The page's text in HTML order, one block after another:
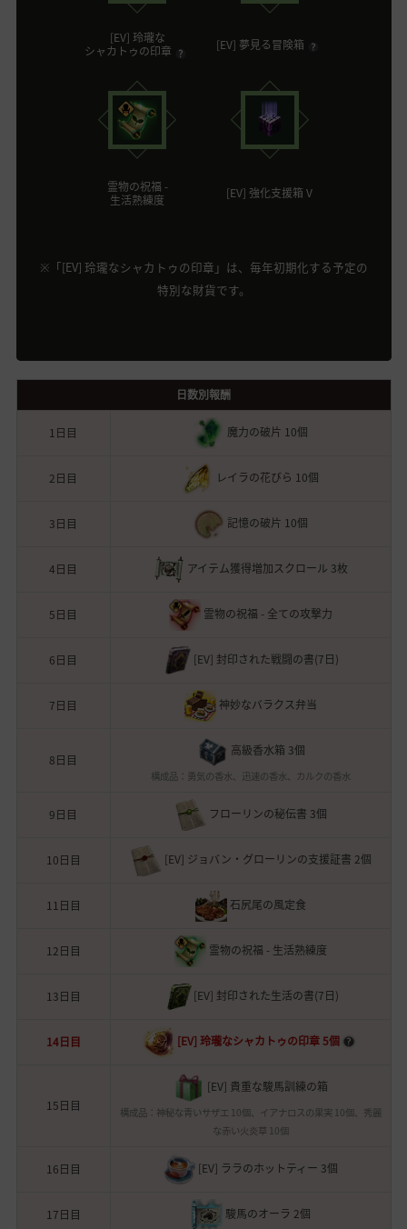
[EV] 玲瓏な
シャカトゥの印章
[EV] 夢見る冒険箱
霊物の祝福 -
生活熟練度
[EV] 強化支援箱 V
※「[EV] 玲瓏なシャカトゥの印章」は、毎年初期化する予定の
特別な財貨です。
日数別報酬
1日目 魔力の破片 10個
2日目 レイラの花びら 10個
3日目 記憶の破片 10個
4日目 アイテム獲得増加スクロール 3枚
5日目 霊物の祝福 - 全ての攻撃力
6日目 [EV] 封印された戦闘の書(7日)
7日目 神妙なバラクス弁当
8日目
高級香水箱 3個
構成品：勇気の香水、迅速の香水、カルクの香水
9日目 フローリンの秘伝書 3個
10日目 [EV] ジョバン・グローリンの支援証書 2個
11日目 石尻尾の風定食
12日目 霊物の祝福 - 生活熟練度
13日目 [EV] 封印された生活の書(7日)
14日目 [EV] 玲瓏なシャカトゥの印章 5個
15日目
[EV] 貴重な駿馬訓練の箱
構成品：神秘な青いサザエ 10個、イアナロスの果実 10個、秀麗
な赤い火炎草 10個
16日目 [EV] ララのホットティー 3個
17日目 駿馬のオーラ 2個